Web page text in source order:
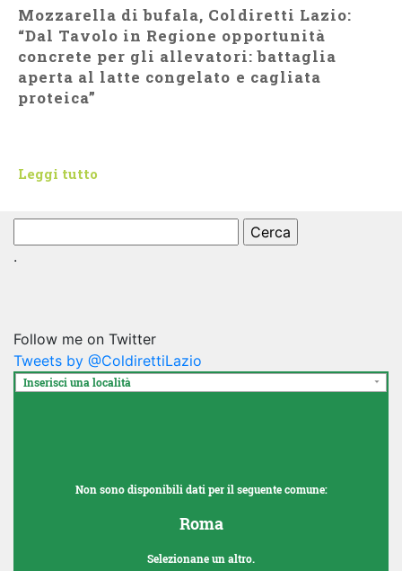
Mozzarella di bufala, Coldiretti Lazio:
“Dal Tavolo in Regione opportunità
concrete per gli allevatori: battaglia
aperta al latte congelato e cagliata
proteica”
Leggi tutto
per:
.
Follow me on Twitter
Tweets by @ColdirettiLazio
Inserisci una località
Non sono disponibili dati per il seguente comune:
Roma
Selezionane un altro.